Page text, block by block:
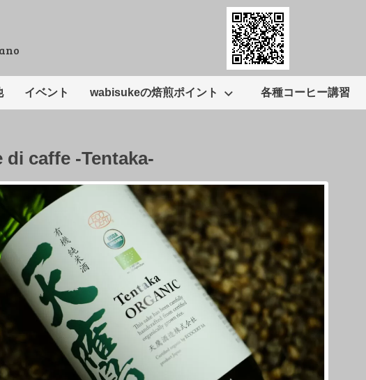
イベント wabisukeの焙煎ポイント 各種コーヒー講習
di caffe -Tentaka-